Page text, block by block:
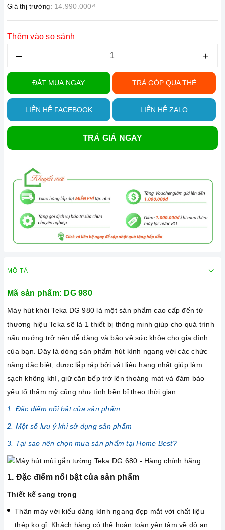
Giá thị trường: 14.990.000₫
Thêm vào so sánh
– +
ĐẶT MUA NGAY TRẢ GÓP QUA THẺ
LIÊN HỆ FACEBOOK LIÊN HỆ ZALO
TRẢ GIÁ NGAY
MÔ TẢ
Mã sản phẩm: DG 980
Máy hút khói Teka DG 980 là một sản phẩm cao cấp đến từ
thương hiệu Teka sẽ là 1 thiết bị thông minh giúp cho quá trình
nấu nướng trở nên dễ dàng và bảo vệ sức khỏe cho gia đình
của bạn. Đây là dòng sản phẩm hút kính ngang với các chức
năng đặc biệt, được lắp ráp bởi vật liệu hạng nhất giúp làm
sạch không khí, giữ căn bếp trở lên thoáng mát và đảm bảo
yếu tố thẩm mỹ cũng như tính bền bỉ theo thời gian.
1. Đặc điểm nổi bật của sản phẩm
2. Một số lưu ý khi sử dụng sản phẩm
3. Tại sao nên chọn mua sản phẩm tại Home Best?
1. Đặc điểm nổi bật của sản phẩm
Thiết kế sang trọng
Thân máy với kiểu dáng kính ngang đẹp mắt với chất liệu
thép ko gỉ. Khách hàng có thể hoàn toàn yên tâm về độ an